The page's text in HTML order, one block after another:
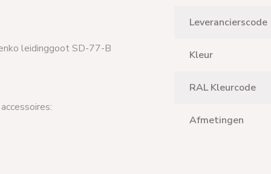
leidinggoot SD-77-B
Leverancierscode
Kleur
RAL Kleurcode
Afmetingen